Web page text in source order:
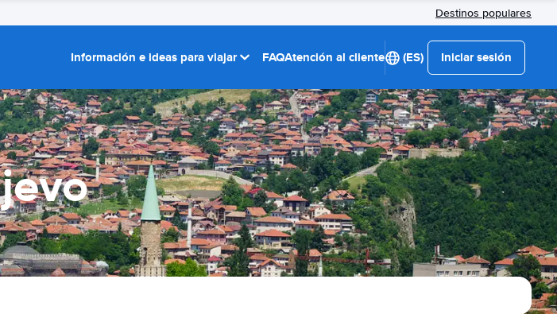
Destinos populares
Información e ideas para viajar FAQAtención al cliente (ES) Iniciar sesión